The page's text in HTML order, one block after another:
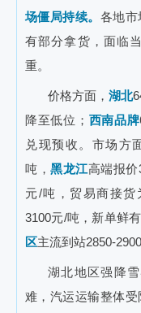
场僵局持续。 各地市
有部分拿货，面临
重。
价格方面，湖北
降至低位； 西南品牌
兑现预收。市场方
吨，黑龙江高端报价
元/吨，贸易商接货
3100元/吨，新单鲜
区主流到站2850-
湖北地区强降
难，汽运运输整体